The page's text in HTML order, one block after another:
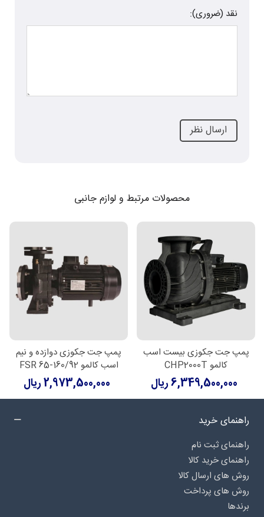
نقد (ضروری):
محصولات مرتبط و لوازم جانبی
پمپ جت جکوزی بیست اسب
کالمو CHP2000T
6,349,500,000 ریال
پمپ جت جکوزی دوازده و نیم
اسب کالمو FSR 65-160/92
2,973,500,000 ریال
راهنمای خرید
راهنمای ثبت نام
راهنمای خرید کالا
روش های ارسال کالا
روش های پرداخت
برندها